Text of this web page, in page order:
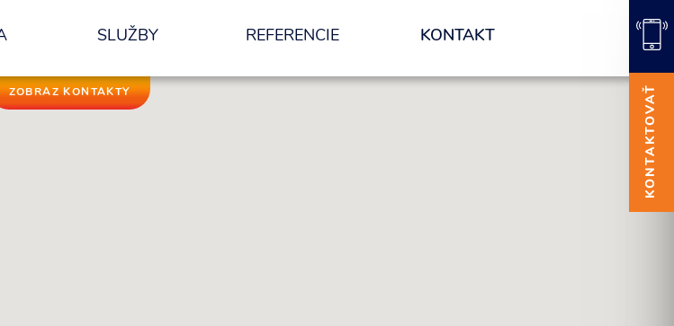
SLUŽBY REFERENCIE KONTAKT
ZOBRAZ KONTAKTY KONTAKTOVAŤ